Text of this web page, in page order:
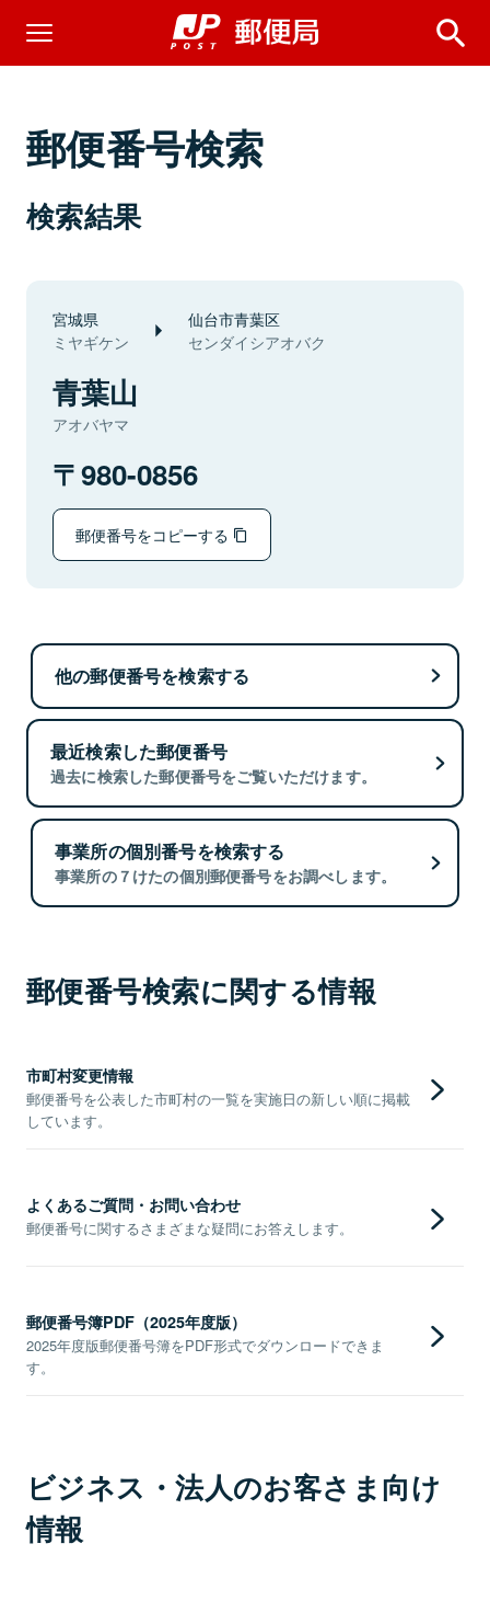
郵便番号検索
検索結果
宮城県
ミヤギケン
仙台市青葉区
センダイシアオバク
青葉山
アオバヤマ
980-0856
郵便番号をコピーする
他の郵便番号を検索する
最近検索した郵便番号
過去に検索した郵便番号をご覧いただけます。
事業所の個別番号を検索する
事業所の７けたの個別郵便番号をお調べします。
郵便番号検索に関する情報
市町村変更情報
郵便番号を公表した市町村の一覧を実施日の新しい順に掲載
しています。
よくあるご質問・お問い合わせ
郵便番号に関するさまざまな疑問にお答えします。
郵便番号簿PDF（2025年度版）
2025年度版郵便番号簿をPDF形式でダウンロードできま
す。
ビジネス・法人のお客さま向け
情報